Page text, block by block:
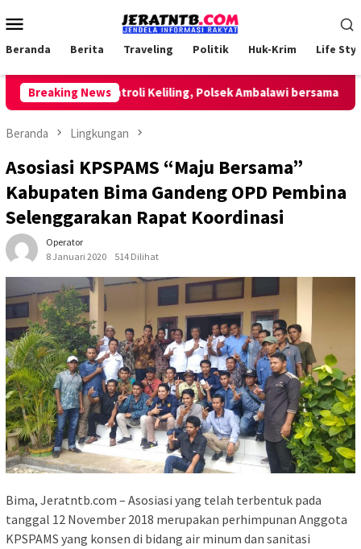
ke
Mobile
Beranda Berita Traveling Politik Huk-Krim Life
Breaking News
Lakukan Patroli Keliling, Polsek Ambalawi bersama TNI dan
Beranda Lingkungan
Asosiasi KPSPAMS “Maju Bersama”
Kabupaten Bima Gandeng OPD Pembina
Selenggarakan Rapat Koordinasi
Operator
8 Januari 2020
514 Dilihat
Bima, Jeratntb.com – Asosiasi yang telah terbentuk pada
tanggal 12 November 2018 merupakan perhimpunan Anggota
KPSPAMS yang konsen di bidang air minum dan sanitasi